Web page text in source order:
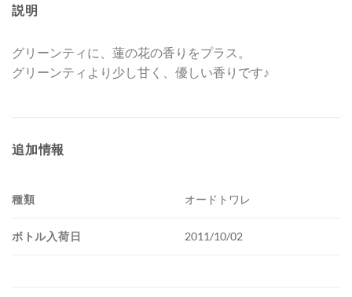
説明
グリーンティに、蓮の花の香りをプラス。
グリーンティより少し甘く、優しい香りです♪
追加情報
種類 オードトワレ
ボトル入荷日 2011/10/02